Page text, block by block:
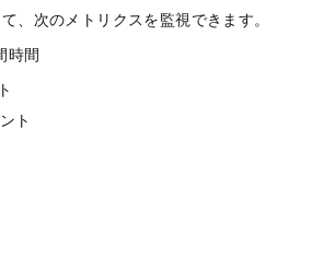
、次のメトリクスを監視できます。
時間
ト